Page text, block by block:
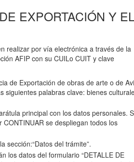
EXPORTACIÓN Y
realizar por vía electrónica a través de la
AFIP con su CUILo CUIT y clave
de Exportación de obras de arte o de
siguientes palabras clave: bienes
principal con los datos personales.
se despliegan todos los
sección:“Datos del trámite”.
los datos del formulario “DETALLE DE